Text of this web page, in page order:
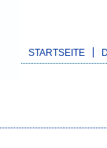
STARTSEITE